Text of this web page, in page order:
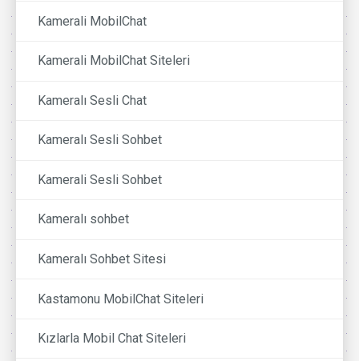
Kamerali MobilChat
Kamerali MobilChat Siteleri
Kameralı Sesli Chat
Kameralı Sesli Sohbet
Kamerali Sesli Sohbet
Kameralı sohbet
Kameralı Sohbet Sitesi
Kastamonu MobilChat Siteleri
Kızlarla Mobil Chat Siteleri